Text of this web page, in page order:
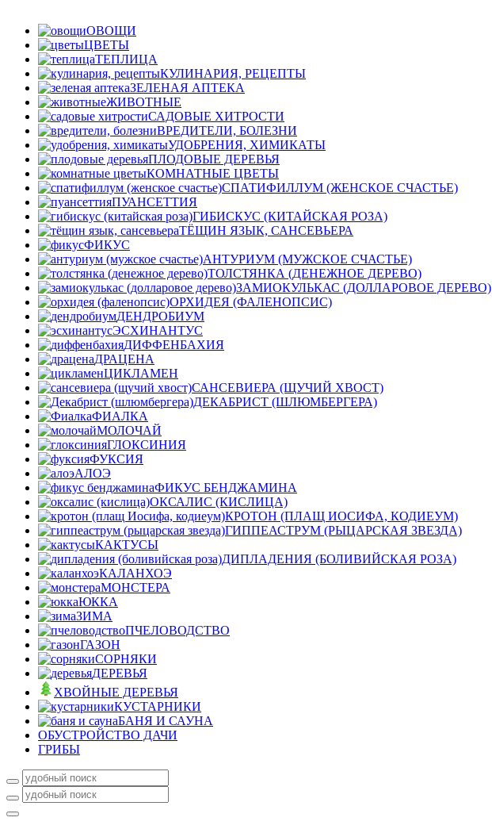
ОВОЩИ
ЦВЕТЫ
ТЕПЛИЦА
КУЛИНАРИЯ, РЕЦЕПТЫ
ЗЕЛЕНАЯ АПТЕКА
ЖИВОТНЫЕ
САДОВЫЕ ХИТРОСТИ
ВРЕДИТЕЛИ, БОЛЕЗНИ
УДОБРЕНИЯ, ХИМИКАТЫ
ПЛОДОВЫЕ ДЕРЕВЬЯ
КОМНАТНЫЕ ЦВЕТЫ
СПАТИФИЛЛУМ (ЖЕНСКОЕ СЧАСТЬЕ)
ПУАНСЕТТИЯ
ГИБИСКУС (КИТАЙСКАЯ РОЗА)
ТЁЩИН ЯЗЫК, САНСЕВЬЕРА
ФИКУС
АНТУРИУМ (МУЖСКОЕ СЧАСТЬЕ)
ТОЛСТЯНКА (ДЕНЕЖНОЕ ДЕРЕВО)
ЗАМИОКУЛЬКАС (ДОЛЛАРОВОЕ ДЕРЕВО)
ОРХИДЕЯ (ФАЛЕНОПСИС)
ДЕНДРОБИУМ
ЭСХИНАНТУС
ДИФФЕНБАХИЯ
ДРАЦЕНА
ЦИКЛАМЕН
САНСЕВИЕРА (ЩУЧИЙ ХВОСТ)
ДЕКАБРИСТ (ШЛЮМБЕРГЕРА)
ФИАЛКА
МОЛОЧАЙ
ГЛОКСИНИЯ
ФУКСИЯ
АЛОЭ
ФИКУС БЕНДЖАМИНА
ОКСАЛИС (КИСЛИЦА)
КРОТОН (ПЛАЩ ИОСИФА, КОДИЕУМ)
ГИППЕАСТРУМ (РЫЦАРСКАЯ ЗВЕЗДА)
КАКТУСЫ
ДИПЛАДЕНИЯ (БОЛИВИЙСКАЯ РОЗА)
КАЛАНХОЭ
МОНСТЕРА
ЮККА
ЗИМА
ПЧЕЛОВОДСТВО
ГАЗОН
СОРНЯКИ
ДЕРЕВЬЯ
ХВОЙНЫЕ ДЕРЕВЬЯ
КУСТАРНИКИ
БАНЯ И САУНА
ОБУСТРОЙСТВО ДАЧИ
ГРИБЫ